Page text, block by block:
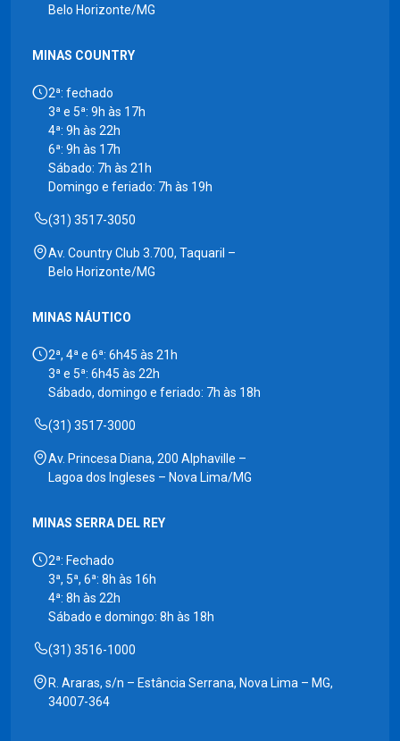
Belo Horizonte/MG
MINAS COUNTRY
2ª: fechado
3ª e 5ª: 9h às 17h
4ª: 9h às 22h
6ª: 9h às 17h
Sábado: 7h às 21h
Domingo e feriado: 7h às 19h
(31) 3517-3050
Av. Country Club 3.700, Taquaril –
Belo Horizonte/MG
MINAS NÁUTICO
2ª, 4ª e 6ª: 6h45 às 21h
3ª e 5ª: 6h45 às 22h
Sábado, domingo e feriado: 7h às 18h
(31) 3517-3000
Av. Princesa Diana, 200 Alphaville –
Lagoa dos Ingleses – Nova Lima/MG
MINAS SERRA DEL REY
2ª: Fechado
3ª, 5ª, 6ª: 8h às 16h
4ª: 8h às 22h
Sábado e domingo: 8h às 18h
(31) 3516-1000
R. Araras, s/n – Estância Serrana, Nova Lima – MG,
34007-364